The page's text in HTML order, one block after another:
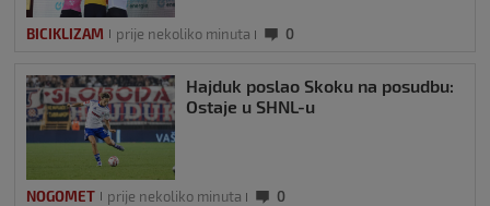
BICIKLIZAM prije nekoliko minuta 0
Hajduk poslao Skoku na posudbu:
Ostaje u SHNL-u
NOGOMET prije nekoliko minuta 0